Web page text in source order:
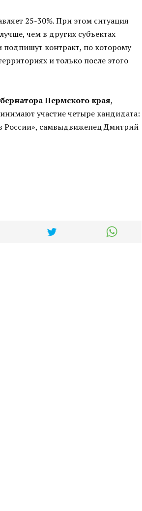
25-30%. При этом ситуация
чем в других субъектах
контракт, по которому
и только после этого
Пермского края,
участие четыре кандидата:
России», самвыдвиженец Дмитрий